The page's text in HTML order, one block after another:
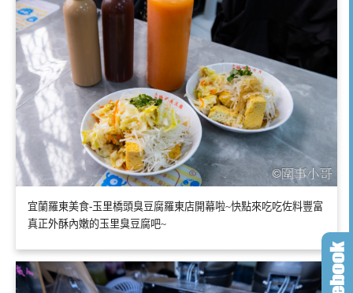
宜蘭羅東美食-玉里橋頭臭豆腐羅東店開幕啦~快點來吃吃佐料豐富
真正外酥內嫩的玉里臭豆腐吧~